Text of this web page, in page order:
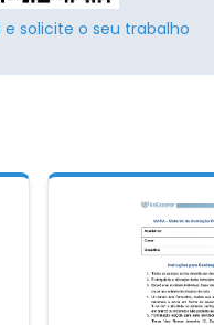
solicite o seu trabalho